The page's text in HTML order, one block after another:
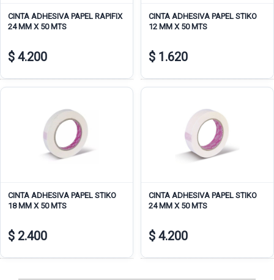
CINTA ADHESIVA PAPEL RAPIFIX
24 MM X 50 MTS
$ 4.200
CINTA ADHESIVA PAPEL STIKO
12 MM X 50 MTS
$ 1.620
CINTA ADHESIVA PAPEL STIKO
18 MM X 50 MTS
$ 2.400
CINTA ADHESIVA PAPEL STIKO
24 MM X 50 MTS
$ 4.200